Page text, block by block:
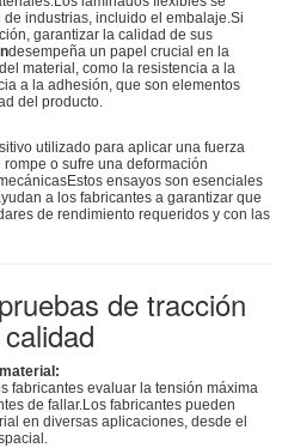
industrias, incluido el embalaje.Si
garantizar la calidad de sus
desempeña un papel crucial en la
material, como la resistencia a la
a la adhesión, que son elementos
del producto.
utilizado para aplicar una fuerza
o sufre una deformación
ensayos son esenciales
a los fabricantes a garantizar que
de rendimiento requeridos y con las
de tracción
fabricantes evaluar la tensión máxima
de fallar.Los fabricantes pueden
en diversas aplicaciones, desde el